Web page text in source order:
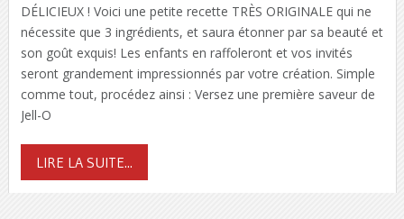
DÉLICIEUX ! Voici une petite recette TRÈS ORIGINALE qui ne
nécessite que 3 ingrédients, et saura étonner par sa beauté et
son goût exquis! Les enfants en raffoleront et vos invités
seront grandement impressionnés par votre création. Simple
comme tout, procédez ainsi : Versez une première saveur de
Jell-O
LIRE LA SUITE...